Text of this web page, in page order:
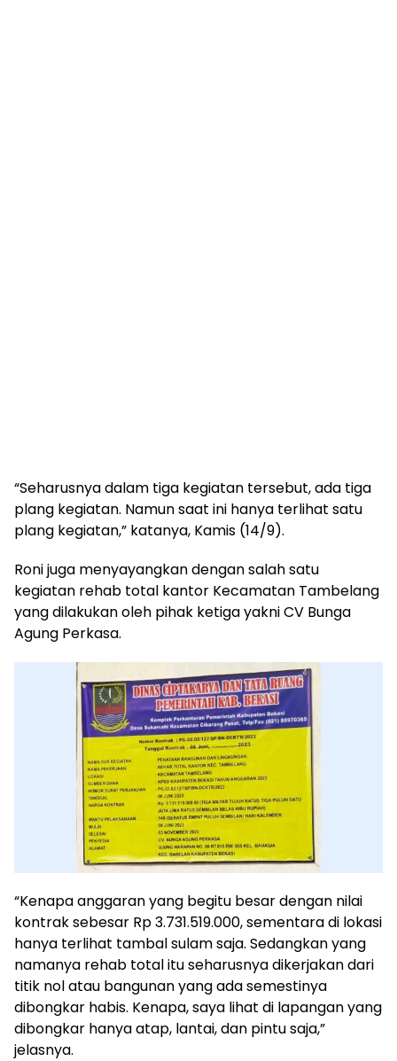
“Seharusnya dalam tiga kegiatan tersebut, ada tiga
plang kegiatan. Namun saat ini hanya terlihat satu
plang kegiatan,” katanya, Kamis (14/9).
Roni juga menyayangkan dengan salah satu
kegiatan rehab total kantor Kecamatan Tambelang
yang dilakukan oleh pihak ketiga yakni CV Bunga
Agung Perkasa.
“Kenapa anggaran yang begitu besar dengan nilai
kontrak sebesar Rp 3.731.519.000, sementara di lokasi
hanya terlihat tambal sulam saja. Sedangkan yang
namanya rehab total itu seharusnya dikerjakan dari
titik nol atau bangunan yang ada semestinya
dibongkar habis. Kenapa, saya lihat di lapangan yang
dibongkar hanya atap, lantai, dan pintu saja,”
jelasnya.